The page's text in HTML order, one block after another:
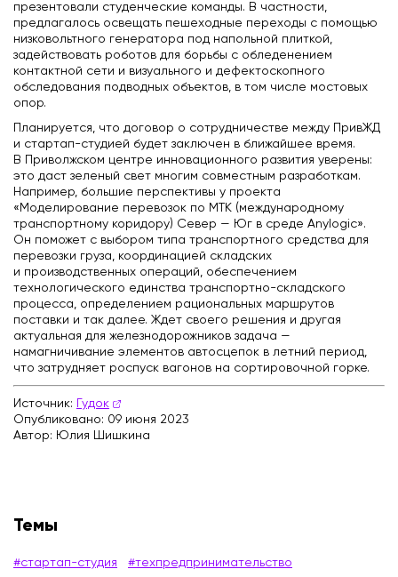
презентовали студенческие команды. В частности,
предлагалось освещать пешеходные переходы с помощью
низковольтного генератора под напольной плиткой,
задействовать роботов для борьбы с обледенением
контактной сети и визуального и дефектоскопного
обследования подводных объектов, в том числе мостовых
опор.
Планируется, что договор о сотрудничестве между ПривЖД
и стартап-студией будет заключен в ближайшее время.
В Приволжском центре инновационного развития уверены:
это даст зеленый свет многим совместным разработкам.
Например, большие перспективы у проекта
«Моделирование перевозок по МТК (международному
транспортному коридору) Север — Юг в среде Anylogic».
Он поможет с выбором типа транспортного средства для
перевозки груза, координацией складских
и производственных операций, обеспечением
технологического единства транспортно-складского
процесса, определением рациональных маршрутов
поставки и так далее. Ждет своего решения и другая
актуальная для железнодорожников задача —
намагничивание элементов автосцепок в летний период,
что затрудняет роспуск вагонов на сортировочной горке.
Источник:
Гудок
Опубликовано: 09 июня 2023
Автор: Юлия Шишкина
Темы
#стартап-студия
#техпредпринимательство